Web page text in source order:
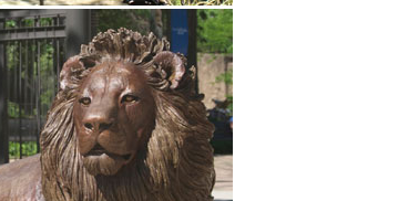
несколько лет, как символ года
период для всех знаков, без
на мраморном постаменте.